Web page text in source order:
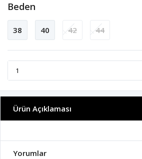
Beden
38 40 42 44
Ürün Açıklaması
Yorumlar